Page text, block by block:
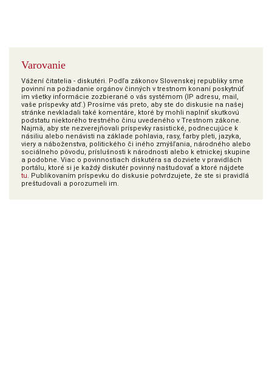
Varovanie
Vážení čitatelia - diskutéri. Podľa zákonov Slovenskej republiky sme
povinní na požiadanie orgánov činných v trestnom konaní poskytnúť
im všetky informácie zozbierané o vás systémom (IP adresu, mail,
vaše príspevky atď.) Prosíme vás preto, aby ste do diskusie na našej
stránke nevkladali také komentáre, ktoré by mohli naplniť skutkovú
podstatu niektorého trestného činu uvedeného v Trestnom zákone.
Najmä, aby ste nezverejňovali príspevky rasistické, podnecujúce k
násiliu alebo nenávisti na základe pohlavia, rasy, farby pleti, jazyka,
viery a náboženstva, politického či iného zmýšľania, národného alebo
sociálneho pôvodu, príslušnosti k národnosti alebo k etnickej skupine
a podobne. Viac o povinnostiach diskutéra sa dozviete v pravidlách
portálu, ktoré si je každý diskutér povinný naštudovať a ktoré nájdete
tu. Publikovaním príspevku do diskusie potvrdzujete, že ste si pravidlá
preštudovali a porozumeli im.